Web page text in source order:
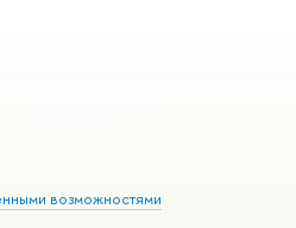
возможностями